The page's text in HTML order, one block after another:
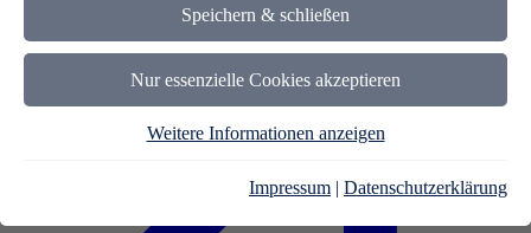
Speichern & schließen
Nur essenzielle Cookies akzeptieren
Weitere Informationen anzeigen
Impressum | Datenschutzerklärung